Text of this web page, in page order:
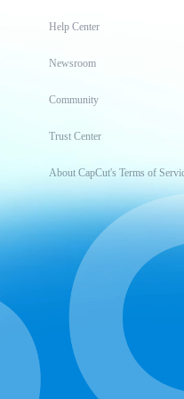
Help Center
Newsroom
Community
Trust Center
About CapCut's Terms of